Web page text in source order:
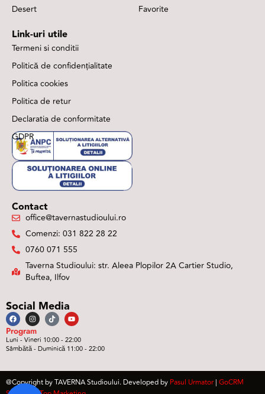
Desert
Favorite
Link-uri utile
Termeni si conditii
Politică de confidențialitate
Politica cookies
Politica de retur
Declaratia de conformitate
GDPR
Contact
office@tavernastudioului.ro
Comenzi: 031 822 28 22
0760 071 555
Taverna Studioului: str. Aleea Plopilor 2A Cartier Studio,
Buftea, Ilfov
Social Media
Program
Luni - Vineri 10:00 - 22:00
Sâmbătă - Duminică 11:00 - 22:00
@Copyright by TAVERNA Studioului. Developed by Pasul Urmator | GoCRM